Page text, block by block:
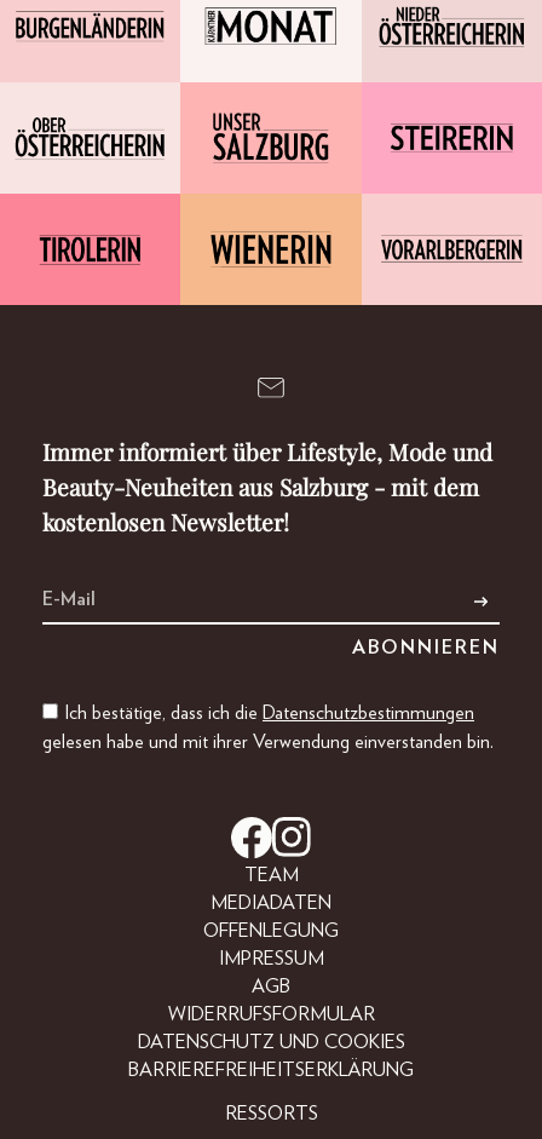
Immer informiert über Lifestyle, Mode und
Beauty-Neuheiten aus Salzburg - mit dem
kostenlosen Newsletter!
Ich bestätige, dass ich die Datenschutzbestimmungen
gelesen habe und mit ihrer Verwendung einverstanden bin.
TEAM
MEDIADATEN
OFFENLEGUNG
IMPRESSUM
AGB
WIDERRUFSFORMULAR
DATENSCHUTZ UND COOKIES
BARRIEREFREIHEITSERKLÄRUNG
RESSORTS